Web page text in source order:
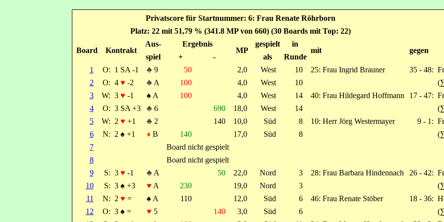
Privatscore für Startnummer: 6: Frau Renate Röhrborn
Platz: 22 mit 51,79 % (341.8 MP von 660) (30 Boards mit Top: 22)
Board Kontrakt
Aus- Ergebnis
MP
gespielt in
mit gegen
spiel + - als
Runde
1
O: 1 SA -1 ♣ 9 50 2,0 West 10 25: Frau Ingrid Brauner 35 - 48:
2
O: 4 ♥ -2 ♣ A 100 4,0 West 10
3
W: 3 ♥ -1 ♠ A 100 4,0 West 14 40: Frau Hildegard Hoffmann 17 - 47:
4
O: 3 SA +3 ♣ 6 690 18,0 West 14
5
W: 2 ♥ +1 ♣ 2 140 10,0 Süd 8 10: Herr Jörg Westermayer 9 - 1:
6
N: 2 ♠ +1 ♦B 140 17,0 Süd 8
7
Board nicht gespielt
8
Board nicht gespielt
9
S: 3 ♥ -1 ♣ A 50 22,0 Nord 3 28: Frau Barbara Hindennach 26 - 42:
10
S: 3 ♠ +3 ♥ A 230 19,0 Nord 3
11
N: 2 ♥ = ♠ A 110 12,0 Süd 6 46: Frau Renate Stöber 18 - 36:
12
O: 3 ♠ = ♥ 5 140 3,0 Süd 6